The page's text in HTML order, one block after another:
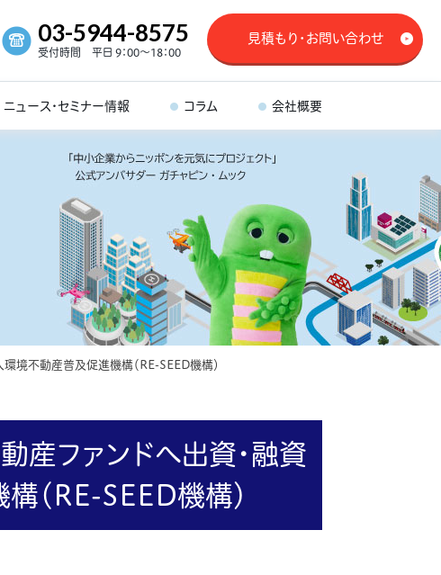
03-5944-8575
受付時間 平日 9：00～18：00
見積もり・お問い合わせ
ニュース・セミナー情報 コラム 会社概要
境不動産普及促進機構（RE-SEED機構）
産ファンドへ出資・融資
（RE-SEED機構）